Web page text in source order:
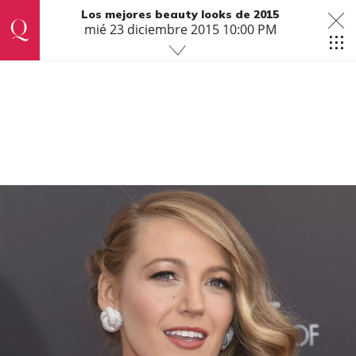
Los mejores beauty looks de 2015
mié 23 diciembre 2015 10:00 PM